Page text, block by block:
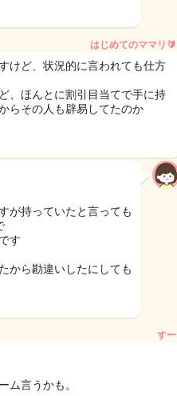
はじめてのママリ🔰
けど、状況的に言われても仕方
、ほんとに割引目当てで手に持
らその人も辟易してたのか
が持っていたと言っても
す
から勘違いしたにしても
すー
ム言うかも。